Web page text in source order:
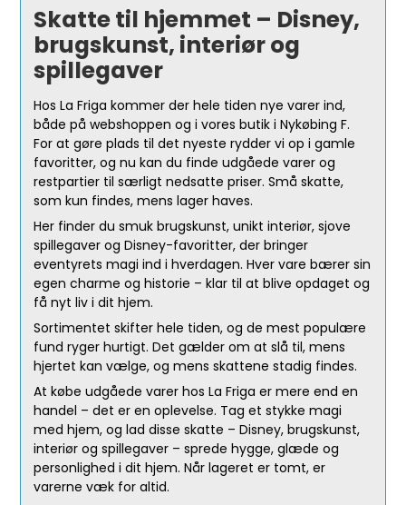
Skatte til hjemmet – Disney,
brugskunst, interiør og
spillegaver
Hos La Friga kommer der hele tiden nye varer ind,
både på webshoppen og i vores butik i Nykøbing F.
For at gøre plads til det nyeste rydder vi op i gamle
favoritter, og nu kan du finde udgåede varer og
restpartier til særligt nedsatte priser. Små skatte,
som kun findes, mens lager haves.
Her finder du smuk brugskunst, unikt interiør, sjove
spillegaver og Disney-favoritter, der bringer
eventyrets magi ind i hverdagen. Hver vare bærer sin
egen charme og historie – klar til at blive opdaget og
få nyt liv i dit hjem.
Sortimentet skifter hele tiden, og de mest populære
fund ryger hurtigt. Det gælder om at slå til, mens
hjertet kan vælge, og mens skattene stadig findes.
At købe udgåede varer hos La Friga er mere end en
handel – det er en oplevelse. Tag et stykke magi
med hjem, og lad disse skatte – Disney, brugskunst,
interiør og spillegaver – sprede hygge, glæde og
personlighed i dit hjem. Når lageret er tomt, er
varerne væk for altid.